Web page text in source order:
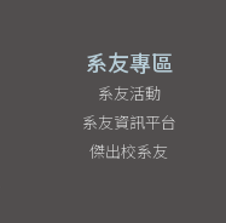
系友專區
系友活動
系友資訊平台
傑出校系友